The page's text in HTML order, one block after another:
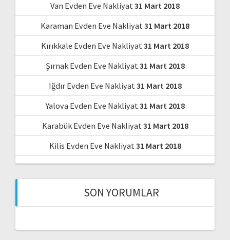
Van Evden Eve Nakliyat31 Mart 2018
Karaman Evden Eve Nakliyat31 Mart 2018
Kırıkkale Evden Eve Nakliyat31 Mart 2018
Şırnak Evden Eve Nakliyat31 Mart 2018
Iğdır Evden Eve Nakliyat31 Mart 2018
Yalova Evden Eve Nakliyat31 Mart 2018
Karabük Evden Eve Nakliyat31 Mart 2018
Kilis Evden Eve Nakliyat31 Mart 2018
SON YORUMLAR